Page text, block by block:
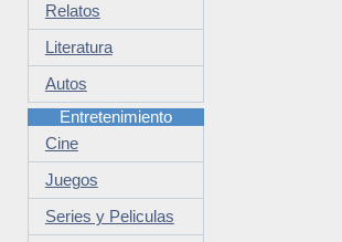
Relatos
Literatura
Autos
Entretenimiento
Cine
Juegos
Series y Peliculas